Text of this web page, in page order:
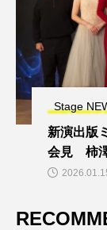
Stage
新演出版
会見 柿澤